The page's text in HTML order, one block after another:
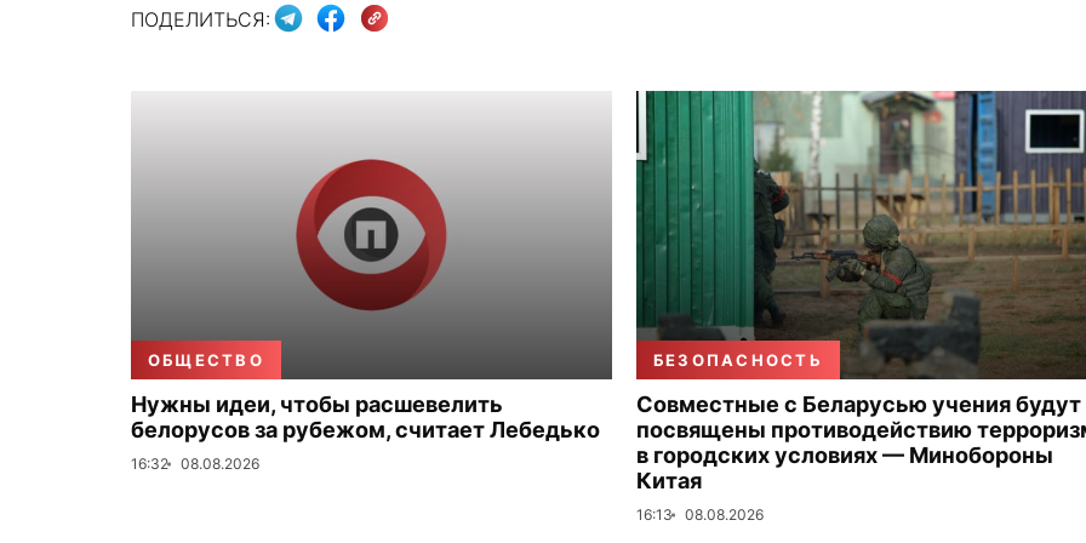
ПОДЕЛИТЬСЯ:
ОБЩЕСТВО
Нужны идеи, чтобы расшевелить
белорусов за рубежом, считает Лебедько
16:32 08.08.2026
БЕЗОПАСНОСТЬ
Совместные с Беларусью учения будут
посвящены противодействию
в городских условиях — Минобороны
Китая
16:13 08.08.2026